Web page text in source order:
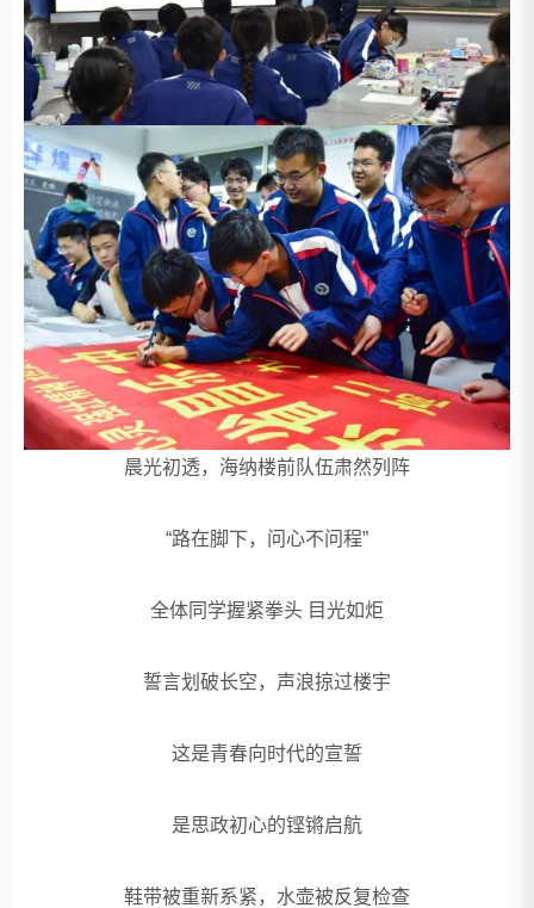
晨光初透，海纳楼前队伍肃然列阵
“路在脚下，问心不问程”
全体同学握紧拳头 目光如炬
誓言划破长空，声浪掠过楼宇
这是青春向时代的宣誓
是思政初心的铿锵启航
鞋带被重新系紧，水壶被反复检查